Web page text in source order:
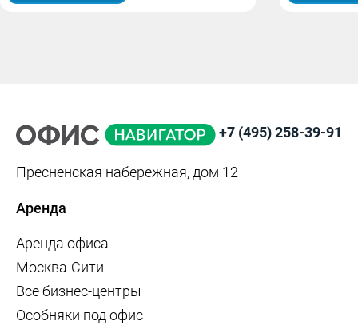
+7 (495) 258-39-91
Пресненская набережная, дом 12
Аренда
Аренда офиса
Москва-Сити
Все бизнес-центры
Особняки под офис